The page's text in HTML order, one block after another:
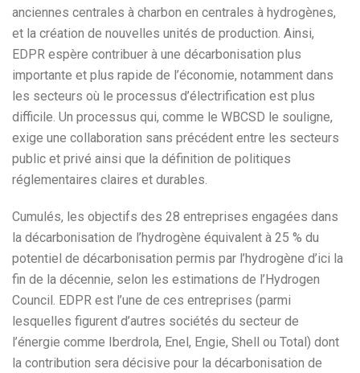
anciennes centrales à charbon en centrales à hydrogènes,
et la création de nouvelles unités de production. Ainsi,
EDPR espère contribuer à une décarbonisation plus
importante et plus rapide de l’économie, notamment dans
les secteurs où le processus d’électrification est plus
difficile. Un processus qui, comme le WBCSD le souligne,
exige une collaboration sans précédent entre les secteurs
public et privé ainsi que la définition de politiques
réglementaires claires et durables.
Cumulés, les objectifs des 28 entreprises engagées dans
la décarbonisation de l’hydrogène équivalent à 25 % du
potentiel de décarbonisation permis par l’hydrogène d’ici la
fin de la décennie, selon les estimations de l’Hydrogen
Council. EDPR est l’une de ces entreprises (parmi
lesquelles figurent d’autres sociétés du secteur de
l’énergie comme Iberdrola, Enel, Engie, Shell ou Total) dont
la contribution sera décisive pour la décarbonisation de